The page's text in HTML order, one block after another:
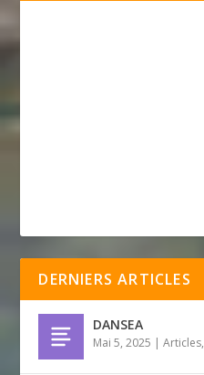
DERNIERS ARTICLES
DANSEA
Mai 5, 2025 |Articles,